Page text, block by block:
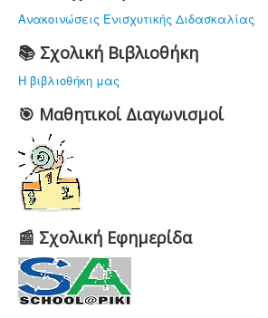
Ανακοινώσεις Ενισχυτικής Διδασκαλίας
📚 Σχολική Βιβλιοθήκη
Η βιβλιοθήκη μας
🎯 Μαθητικοί Διαγωνισμοί
📰 Σχολική Εφημερίδα